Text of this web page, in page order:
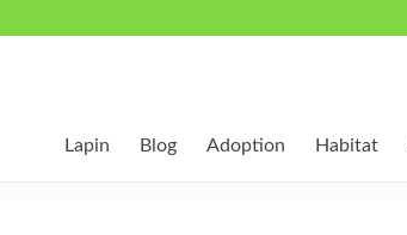
Lapin Blog Adoption Habitat